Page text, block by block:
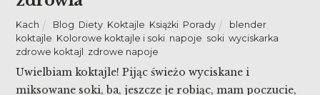
Kach Blog Diety Koktajle Książki Porady blender
koktajle Kolorowe koktajle i soki napoje soki ,wyciskarka
zdrowe koktajl
zdrowe napoje
Uwielbiam koktajle! Pijąc świeżo wyciskane i
miksowane soki, ba, jeszcze je robiąc, mam poczucie,